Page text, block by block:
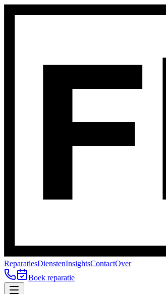
ReparatiesDienstenInsightsContactOver
Boek reparatie